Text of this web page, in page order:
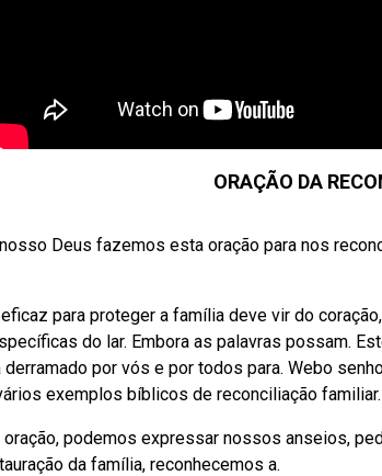
ORAÇÃO DA
Deus fazemos esta oração para nos
para proteger a família deve vir do
do lar. Embora as palavras possam.
derramado por vós e por todos para. Webo
exemplos bíblicos de reconciliação familiar.
podemos expressar nossos anseios,
da família, reconhecemos a.